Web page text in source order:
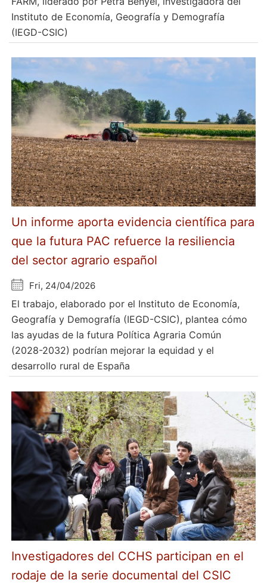
Instituto de Economía, Geografía y Demografía
(IEGD-CSIC)
Un informe aporta evidencia científica para
que la futura PAC refuerce la resiliencia
del sector agrario español
Fri, 24/04/2026
El trabajo, elaborado por el Instituto de Economía,
Geografía y Demografía (IEGD-CSIC), plantea cómo
las ayudas de la futura Política Agraria Común
(2028-2032) podrían mejorar la equidad y el
desarrollo rural de España
Investigadores del CCHS participan en el
rodaje de la serie documental del CSIC